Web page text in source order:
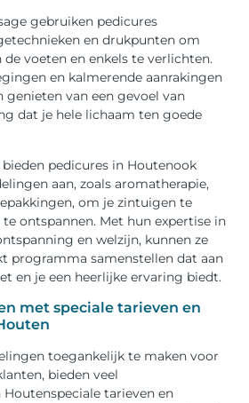
gebruiken pedicures
en drukpunten om
voeten en enkels te verlichten.
en kalmerende aanrakingen
genieten van een gevoel van
dat je hele lichaam ten goede
pedicures in Houtenook
aan, zoals aromatherapie,
om je zintuigen te
ontspannen. Met hun expertise in
en welzijn, kunnen ze
programma samenstellen dat aan
en je een heerlijke ervaring biedt.
met speciale tarieven en
toegankelijk te maken voor
bieden veel
tarieven en